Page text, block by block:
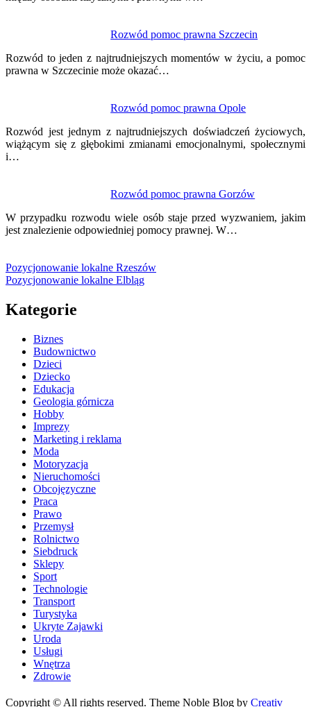
Rozwód pomoc prawna Szczecin
Rozwód to jeden z najtrudniejszych momentów w życiu, a pomoc
prawna w Szczecinie może okazać…
Rozwód pomoc prawna Opole
Rozwód jest jednym z najtrudniejszych doświadczeń życiowych,
wiążącym się z głębokimi zmianami emocjonalnymi, społecznymi
i…
Rozwód pomoc prawna Gorzów
W przypadku rozwodu wiele osób staje przed wyzwaniem, jakim
jest znalezienie odpowiedniej pomocy prawnej. W…
Pozycjonowanie lokalne Rzeszów
Pozycjonowanie lokalne Elbląg
Kategorie
Biznes
Budownictwo
Dzieci
Dziecko
Edukacja
Geologia górnicza
Hobby
Imprezy
Marketing i reklama
Moda
Motoryzacja
Nieruchomości
Obcojęzyczne
Praca
Prawo
Przemysł
Rolnictwo
Siebdruck
Sklepy
Sport
Technologie
Transport
Turystyka
Ukryte Zajawki
Uroda
Usługi
Wnętrza
Zdrowie
Copyright © All rights reserved. Theme Noble Blog by Creativ